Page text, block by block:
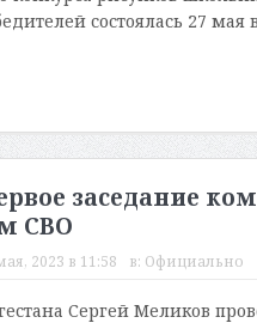
состоялась 27 мая
заседание
СВО
2023 в 11:58 в: Официально
Сергей Меликов